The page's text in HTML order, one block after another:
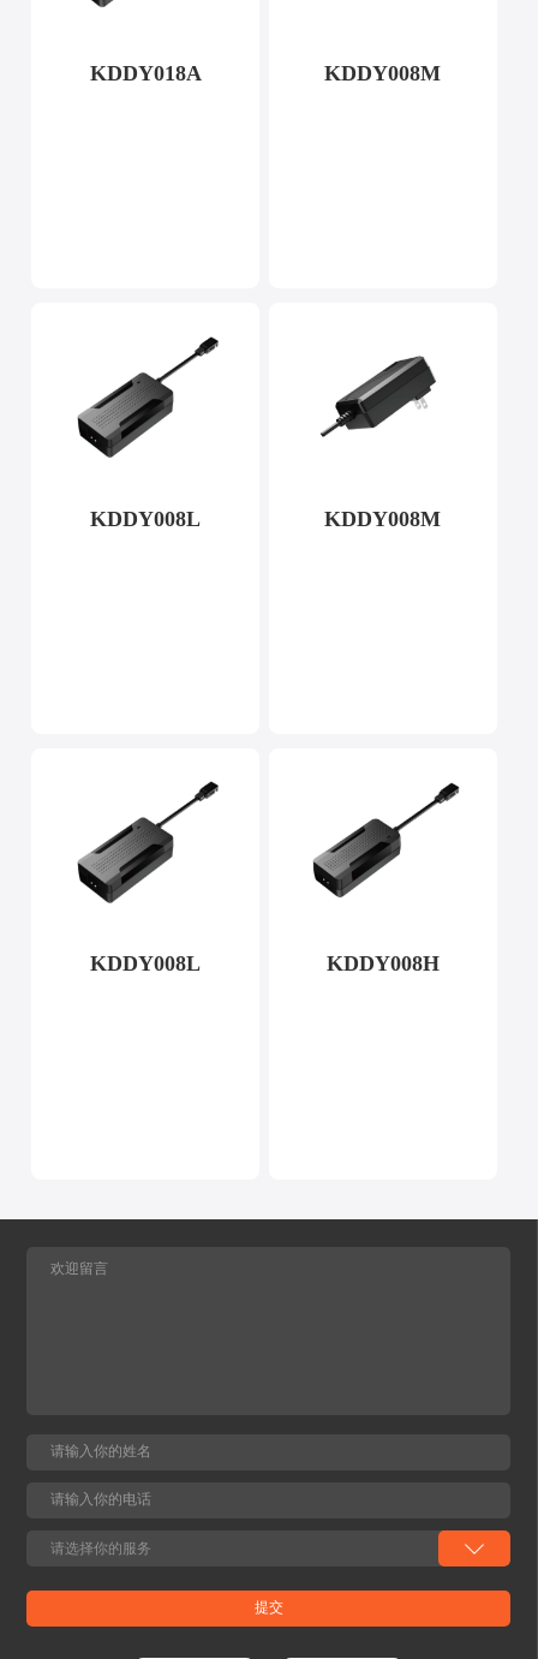
KDDY018A KDDY008M
KDDY008L KDDY008M
KDDY008L KDDY008H